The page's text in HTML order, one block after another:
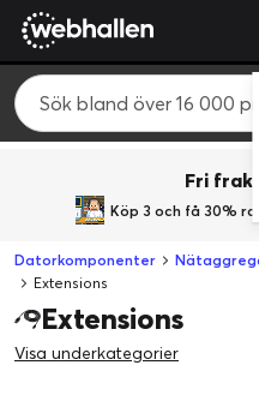
Fri
Köp 3 och få 30%
Datorkomponenter
Extensions
Extensions
Visa underkategorier